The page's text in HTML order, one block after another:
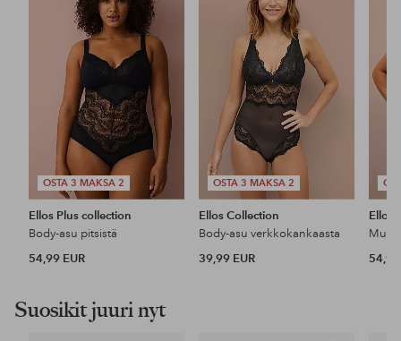
OSTA 3 MAKSA 2
suosikkeihin
Ellos Plus collection
Body-asu pitsistä
54,99 EUR
OSTA 3 MAKSA 2
Ellos Collection
Body-asu verkkokankaasta
39,99 EUR
Ellos
54,99
Suosikit juuri nyt